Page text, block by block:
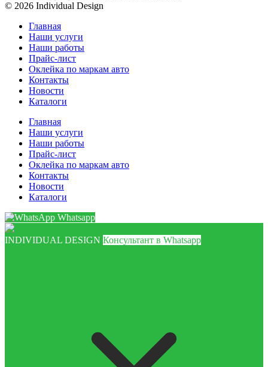
© 2026 Individual Design
Главная
Наши услуги
Наши работы
Прайс-лист
Оклейка по маркам авто
Контакты
Новости
Каталоги
Главная
Наши услуги
Наши работы
Прайс-лист
Оклейка по маркам авто
Контакты
Новости
Каталоги
Whatsapp
INDIVIDUAL DESIGN Консультант в Whatsapp